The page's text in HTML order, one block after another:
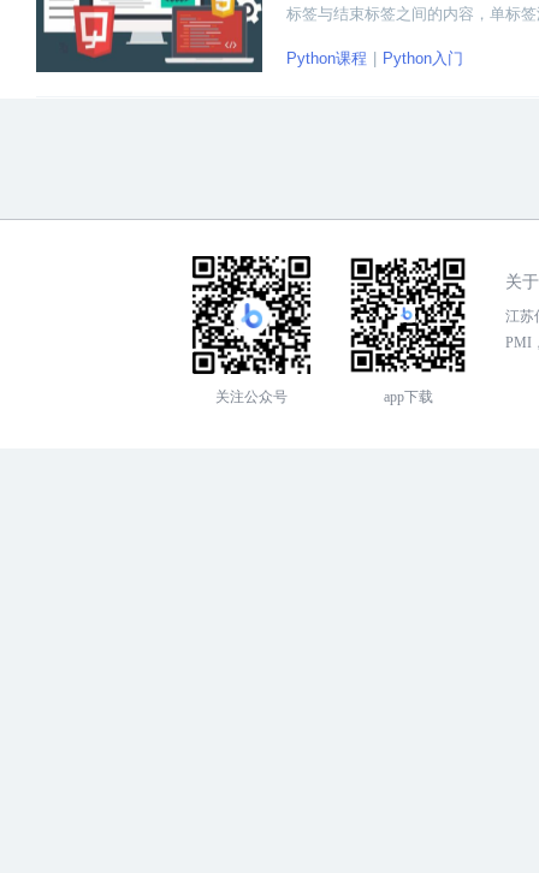
标签与结束标签之间的内容，单标
Python课程
Python入门
关注公众号 app下载
关
江苏
PMI